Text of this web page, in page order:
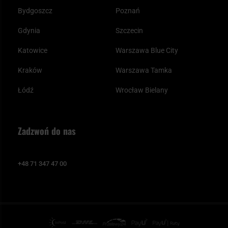
Bydgoszcz
Gdynia
Katowice
Kraków
Łódź
Poznań
Szczecin
Warszawa Blue City
Warszawa Tamka
Wrocław Bielany
Zadzwoń do nas
+48 71 347 47 00